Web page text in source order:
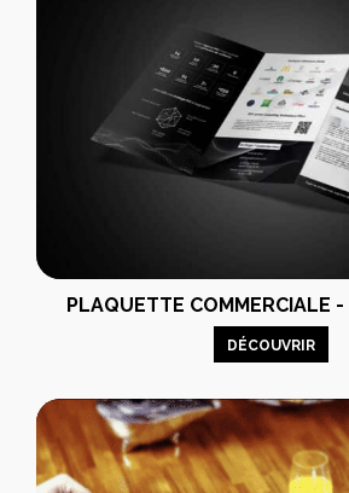
PLAQUETTE COMMERCIALE -
DÉCOUVRIR